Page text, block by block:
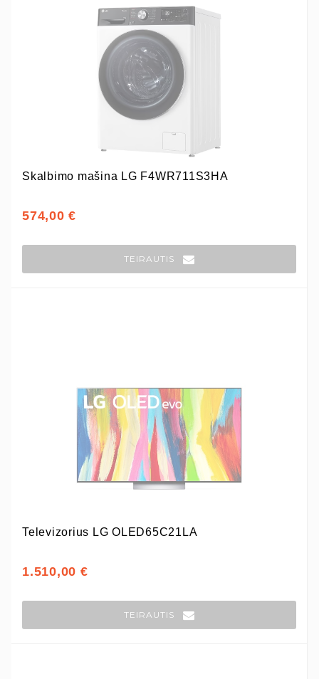
Skalbimo mašina LG F4WR711S3HA
574,00 €
TEIRAUTIS
Televizorius LG OLED65C21LA
1.510,00 €
TEIRAUTIS